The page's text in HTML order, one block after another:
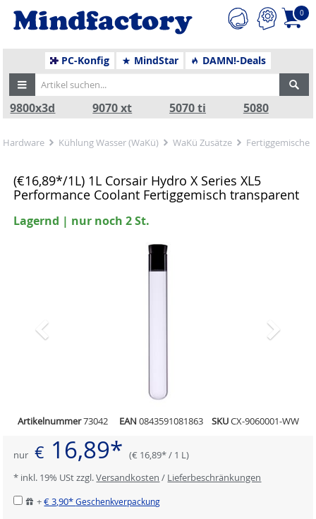
0
PC-Konfig MindStar DAMN!-Deals
9800x3d 9070 xt 5070 ti 5080
Hardware Kühlung Wasser (WaKü) WaKü Zusätze Fertiggemische
(€16,89*/1L) 1L Corsair Hydro X Series XL5
Performance Coolant Fertiggemisch transparent
Lagernd | nur noch 2 St.
Artikelnummer73042 EAN 0843591081863 SKUCX-9060001-WW
nur € 16,89*(€ 16,89* / 1 L)
* inkl. 19% USt zzgl.Versandkosten / Lieferbeschränkungen
+€ 3,90*Geschenkverpackung